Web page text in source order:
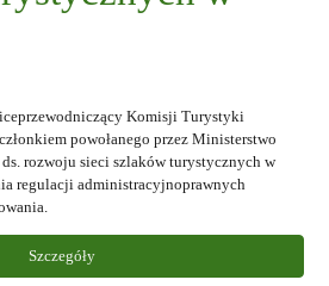
Komisji Turystyki
powołanego przez Ministerstwo
rozwoju sieci szlaków turystycznych w
regulacji administracyjnoprawnych
Szczegóły